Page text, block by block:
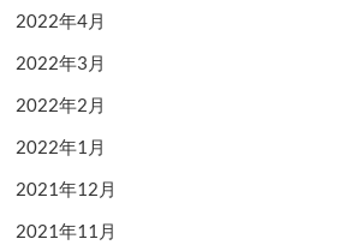
2022年4月
2022年3月
2022年2月
2022年1月
2021年12月
2021年11月